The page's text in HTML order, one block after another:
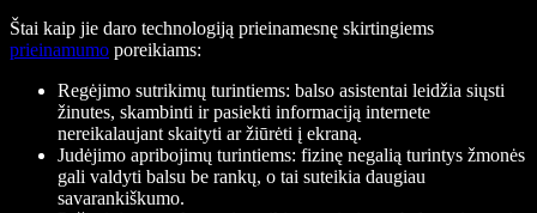
Štai kaip jie daro technologiją prieinamesnę skirtingiems
prieinamumo poreikiams:
Regėjimo sutrikimų turintiems: balso asistentai leidžia siųsti
žinutes, skambinti ir pasiekti informaciją internete
nereikalaujant skaityti ar žiūrėti į ekraną.
Judėjimo apribojimų turintiems: fizinę negalią turintys žmonės
gali valdyti balsu be rankų, o tai suteikia daugiau
savarankiškumo.